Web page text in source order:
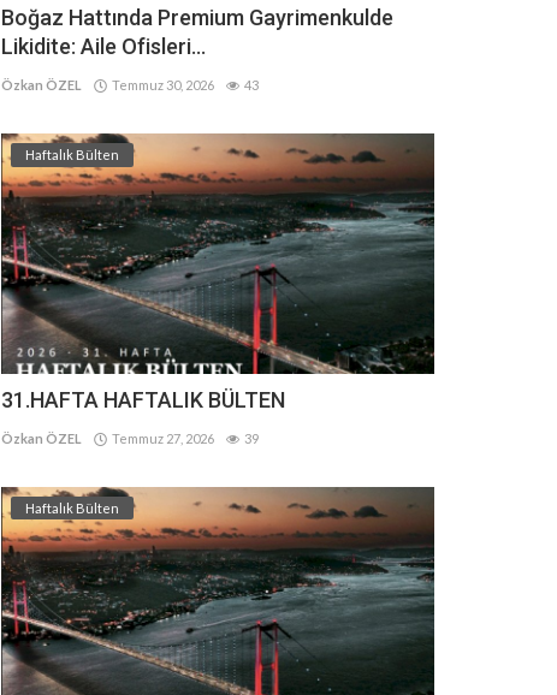
Boğaz Hattında Premium Gayrimenkulde
Likidite: Aile Ofisleri...
Özkan ÖZEL Temmuz 30, 2026 43
Haftalık Bülten
31.HAFTA HAFTALIK BÜLTEN
Özkan ÖZEL Temmuz 27, 2026 39
Haftalık Bülten